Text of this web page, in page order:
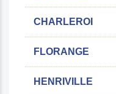
CHARLEROI
FLORANGE
HENRIVILLE